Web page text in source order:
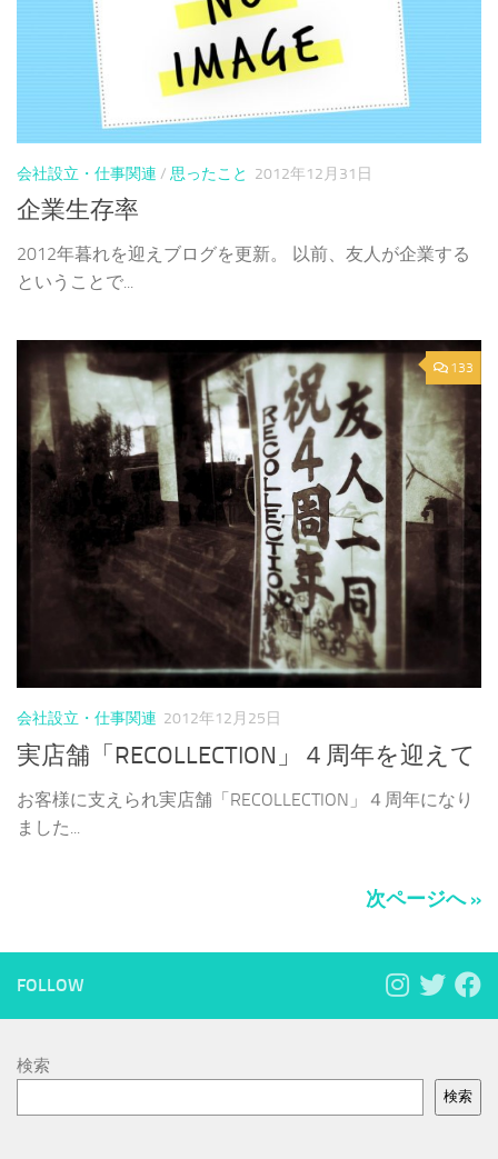
会社設立・仕事関連 / 思ったこと 2012年12月31日
企業生存率
2012年暮れを迎えブログを更新。 以前、友人が企業する
ということで...
133
会社設立・仕事関連 2012年12月25日
実店舗「RECOLLECTION」４周年を迎えて
お客様に支えられ実店舗「RECOLLECTION」４周年になり
ました...
次ページへ »
FOLLOW
検索
検索